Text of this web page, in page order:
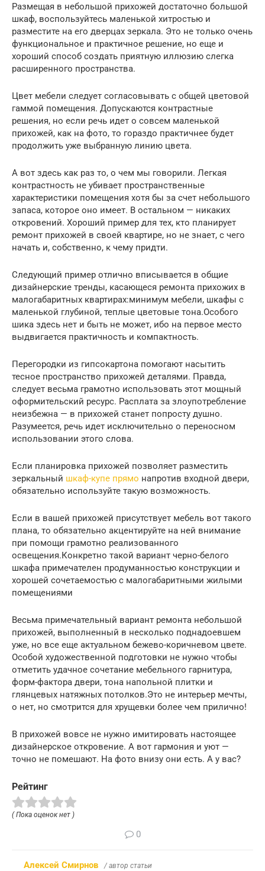
Размещая в небольшой прихожей достаточно большой
шкаф, воспользуйтесь маленькой хитростью и
разместите на его дверцах зеркала. Это не только очень
функциональное и практичное решение, но еще и
хороший способ создать приятную иллюзию слегка
расширенного пространства.
Цвет мебели следует согласовывать с общей цветовой
гаммой помещения. Допускаются контрастные
решения, но если речь идет о совсем маленькой
прихожей, как на фото, то гораздо практичнее будет
продолжить уже выбранную линию цвета.
А вот здесь как раз то, о чем мы говорили. Легкая
контрастность не убивает пространственные
характеристики помещения хотя бы за счет небольшого
запаса, которое оно имеет. В остальном — никаких
откровений. Хороший пример для тех, кто планирует
ремонт прихожей в своей квартире, но не знает, с чего
начать и, собственно, к чему придти.
Следующий пример отлично вписывается в общие
дизайнерские тренды, касающеся ремонта прихожих в
малогабаритных квартирах:минимум мебели, шкафы с
маленькой глубиной, теплые цветовые тона.Особого
шика здесь нет и быть не может, ибо на первое место
выдвигается практичность и компактность.
Перегородки из гипсокартона помогают насытить
тесное пространство прихожей деталями. Правда,
следует весьма грамотно использовать этот мощный
оформительский ресурс. Расплата за злоупотребление
неизбежна — в прихожей станет попросту душно.
Разумеется, речь идет исключительно о переносном
использовании этого слова.
Если планировка прихожей позволяет разместить
зеркальный шкаф-купе прямо напротив входной двери,
обязательно используйте такую возможность.
Если в вашей прихожей присутствует мебель вот такого
плана, то обязательно акцентируйте на ней внимание
при помощи грамотно реализованного
освещения.Конкретно такой вариант черно-белого
шкафа примечателен продуманностью конструкции и
хорошей сочетаемостью с малогабаритными жилыми
помещениями
Весьма примечательный вариант ремонта небольшой
прихожей, выполненный в несколько поднадоевшем
уже, но все еще актуальном бежево-коричневом цвете.
Особой художественной подготовки не нужно чтобы
отметить удачное сочетание мебельного гарнитура,
форм-фактора двери, тона напольной плитки и
глянцевых натяжных потолков.Это не интерьер мечты,
о нет, но смотрится для хрущевки более чем прилично!
В прихожей вовсе не нужно имитировать настоящее
дизайнерское откровение. А вот гармония и уют —
точно не помешают. На фото внизу они есть. А у вас?
Рейтинг
( Пока оценок нет )
0
Алексей Смирнов / автор статьи